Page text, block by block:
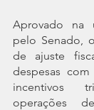
Aprovado na
pelo Senado,
de ajuste
despesas
incentivos
operações